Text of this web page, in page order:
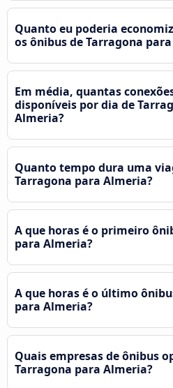
Quanto eu poderia
os ônibus de Tarragona
Em média, quantas
disponíveis por dia de
Almeria?
Quanto tempo dura uma
Tarragona para Almeria?
A que horas é o primeiro
para Almeria?
A que horas é o último
para Almeria?
Quais empresas de ônibus
Tarragona para Almeria?